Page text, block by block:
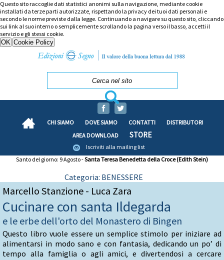
Questo sito raccoglie dati statistici anonimi sulla navigazione, mediante cookie
installati da terze parti autorizzate, rispettando la privacy dei tuoi dati personali e
secondo le norme previste dalla legge. Continuando a navigare su questo sito, cliccando
sui link al suo interno o semplicemente scrollando la pagina verso il basso, accetti il
servizio e gli stessi cookie.
CHI SIAMO DOVE SIAMO CONTATTI
DISTRIBUTORI
AREA DOWNLOAD
STORE
Iscriviti alla mailing list
Santo del giorno: 9 Agosto -Santa Teresa Benedetta della Croce (Edith Stein)
Categoria: BENESSERE
Marcello Stanzione - Luca Zara
Cucinare con santa Ildegarda
e le erbe dell'orto del Monastero di Bingen
Questo libro vuole essere un semplice stimolo per iniziare ad
alimentarsi in modo sano e con fantasia, dedicando un po’ di
tempo alla famiglia o agli amici, e divertendosi a cercare